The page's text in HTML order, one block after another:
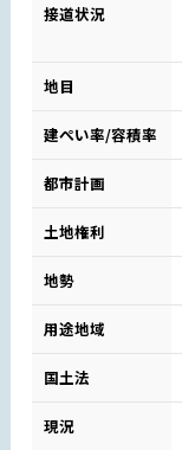
接道状況
地目
建ぺい率/容積率
都市計画
土地権利
地勢
用途地域
国土法
現況